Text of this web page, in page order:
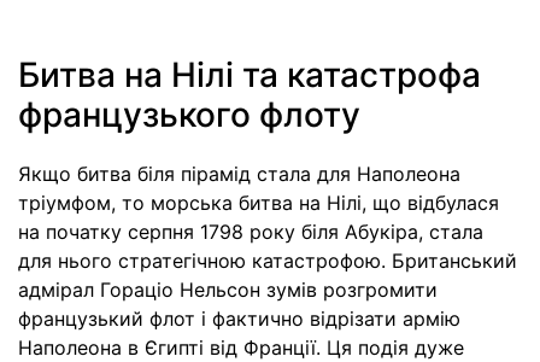
Битва на Нілі та катастрофа
французького флоту
Якщо битва біля пірамід стала для Наполеона
тріумфом, то морська битва на Нілі, що відбулася
на початку серпня 1798 року біля Абукіра, стала
для нього стратегічною катастрофою. Британський
адмірал Гораціо Нельсон зумів розгромити
французький флот і фактично відрізати армію
Наполеона в Єгипті від Франції. Ця подія дуже